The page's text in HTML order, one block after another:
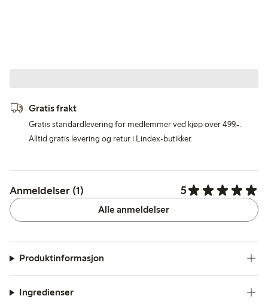
Gratis frakt
Gratis standardlevering for medlemmer ved kjøp over 499,-.
Alltid gratis levering og retur i Lindex-butikker.
Anmeldelser (1) 5
Alle anmeldelser
Produktinformasjon
Ingredienser